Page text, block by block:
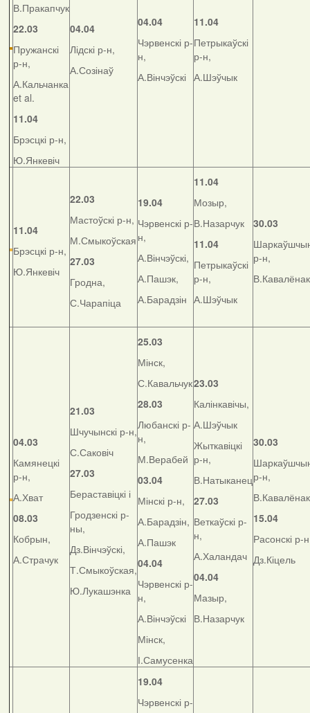
В.Пракапчук
22.03
Пружанскі
р-н,
А.Кальчанка
et al.
11.04
Брэсцкі р-н,
Ю.Янкевіч
04.04
Лідскі р-н,
А.Созінаў
04.04
Чэрвенскі р-
н,
А.Вінчэўскі
11.04
Петрыкаўскі
р-н,
А.Шэўчык
11.04
Брэсцкі р-н,
Ю.Янкевіч
22.03
Мастоўскі р-н,
М.Смыкоўская
27.03
Гродна,
С.Чарапіца
19.04
Чэрвенскі р-
н,
А.Вінчэўскі,
А.Пашэк,
А.Барадзін
11.04
Мозыр,
В.Назарчук
11.04
Петрыкаўскі
р-н,
А.Шэўчык
30.03
р-н,
В.Кавалёнак
04.03
Камянецкі
р-н,
А.Хват
08.03
Кобрын,
А.Страчук
21.03
Шчучынскі р-н,
С.Саковіч
27.03
Бераставіцкі і
Гродзенскі р-
ны,
Дз.Вінчэўскі,
Т.Смыкоўская,
Ю.Лукашэнка
25.03
Мінск,
С.Кавальчук
28.03
Любанскі р-
н,
М.Верабей
03.04
Мінскі р-н,
А.Барадзін,
А.Пашэк
04.04
Чэрвенскі р-
н,
А.Вінчэўскі
Мінск,
І.Самусенка
23.03
Калінкавічы,
А.Шэўчык
Жыткавіцкі
р-н,
В.Натыканец
27.03
Веткаўскі р-
н,
А.Халандач
04.04
Мазыр,
В.Назарчук
30.03
р-н,
В.Кавалёнак
15.04
Расонскі р-
Дз.Кіцель
19.04
Чэрвенскі р-